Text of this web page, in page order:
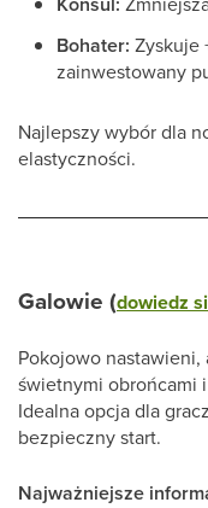
Bohater: Zyskuje
zainwestowany
Najlepszy wybór dla
elastyczności.
Galowie (dowiedz
Pokojowo
świetnymi obrońcami
Idealna opcja dla
bezpieczny start.
Najważniejsze